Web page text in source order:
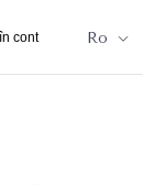
cont Ro